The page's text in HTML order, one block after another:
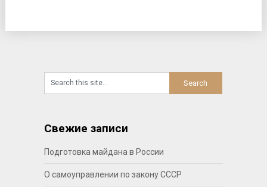
Свежие записи
Подготовка майдана в России
О самоуправлении по закону СССР